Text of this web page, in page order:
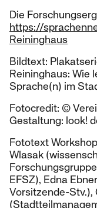
Die
https://
Reininghaus
Bildtext:
Reininghaus: Wie
Sprache(n) im
Fotocredit: ©
Gestaltung: look!
Fototext
Wlasak
EFSZ), Edna
Vorsitzende-Stv.),